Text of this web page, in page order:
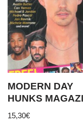
MODERN DAY
HUNKS
15,30€